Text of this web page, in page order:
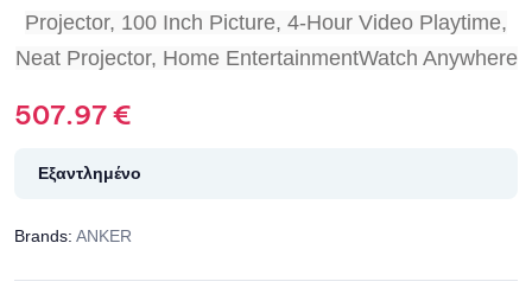
Projector, 100 Inch Picture, 4-Hour Video Playtime,
Neat Projector, Home EntertainmentWatch Anywhere
507.97€
Εξαντλημένο
Brands: ANKER